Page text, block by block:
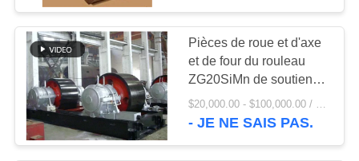
AU
SUJET
NOUS
VISITE
Pignon biseauté
24
Pièces de roue et d'axe
et de four du rouleau
ZG20SiMn de soutien
de four rotatoire de
ciment
$20,000.00 - $100,000.00 / Set MOQ:1 ensemble/ensembles
- JE NE SAIS PAS.